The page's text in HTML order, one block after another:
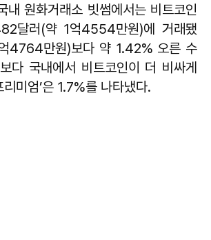
내 원화거래소 빗썸에서는 비트코인
달러(약 1억4554만원)에 거래됐
4764만원)보다 약 1.42% 오른 수
다 국내에서 비트코인이 더 비싸게
리미엄’은 1.7%를 나타냈다.